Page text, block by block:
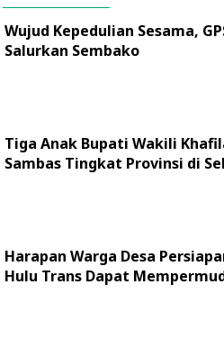
Wujud Kepedulian Sesama,
Salurkan Sembako
Tiga Anak Bupati Wakili
Sambas Tingkat Provinsi di
Harapan Warga Desa
Hulu Trans Dapat